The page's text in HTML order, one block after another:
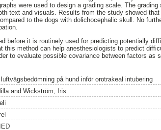
were used to design a grading scale. The
text and visuals. Results from the study showed
to the dogs with dolichocephalic skull. No
before it is routinely used for predicting potentially
this method can help anesthesiologists to predict
to evaluate possible covariance between factors as
på hund inför orotrakeal intubering
and Wickström, Iris